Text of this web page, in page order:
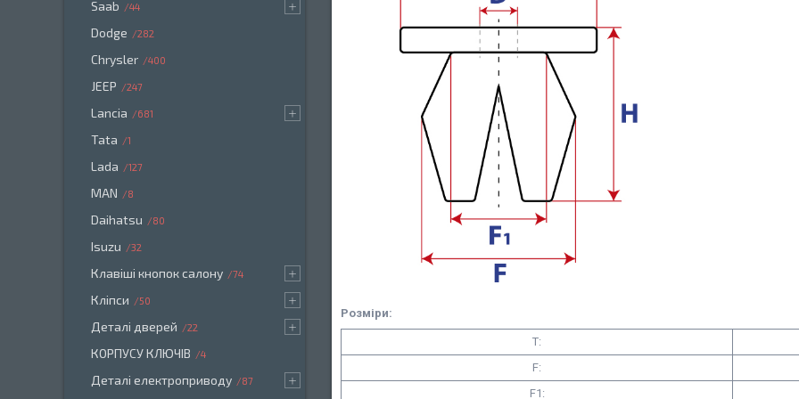
Розміри:
T:
F:
F1:
Saab 44
Dodge 282
Chrysler 400
JEEP 247
Lancia 681
Tata 1
Lada 127
MAN 8
Daihatsu 80
Isuzu 32
Клавіші кнопок салону 74
Кліпси 50
Деталі дверей 22
КОРПУСУ КЛЮЧІВ 4
Деталі електроприводу 87